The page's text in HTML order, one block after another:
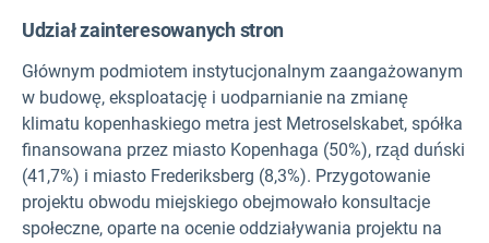
Udział zainteresowanych stron
Głównym podmiotem instytucjonalnym zaangażowanym
w budowę, eksploatację i uodparnianie na zmianę
klimatu kopenhaskiego metra jest Metroselskabet, spółka
finansowana przez miasto Kopenhaga (50%), rząd duński
(41,7%) i miasto Frederiksberg (8,3%). Przygotowanie
projektu obwodu miejskiego obejmowało konsultacje
społeczne, oparte na ocenie oddziaływania projektu na